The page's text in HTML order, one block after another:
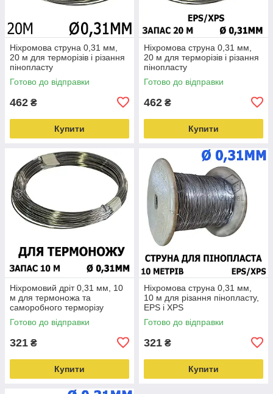
Ніхромова струна 0,31 мм,
20 м для терморізів і різання
пінопласту
Готово до відправки
462 ₴
Купити
Ніхромова струна 0,31 мм,
20 м для терморізів і різання
пінопласту
Готово до відправки
462 ₴
Купити
Ніхромовий дріт 0,31 мм, 10
м для термоножа та
саморобного терморізу
Готово до відправки
321 ₴
Купити
Ніхромова струна 0,31 мм,
10 м для різання пінопласту,
EPS і XPS
Готово до відправки
321 ₴
Купити